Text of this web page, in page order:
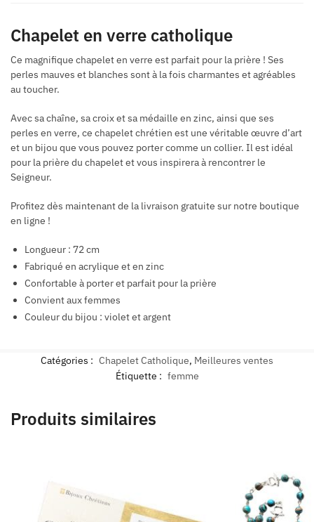
Chapelet en verre catholique
Ce magnifique chapelet en verre est parfait pour la prière ! Ses
perles mauves et blanches sont à la fois charmantes et agréables
au toucher.
Avec sa chaîne, sa croix et sa médaille en zinc, ainsi que ses
perles en verre, ce chapelet chrétien est une véritable œuvre d’art
et un bijou que vous pouvez porter comme un collier. Il est idéal
pour la prière du chapelet et vous inspirera à rencontrer le
Seigneur.
Profitez dès maintenant de la livraison gratuite sur notre boutique
en ligne !
Longueur : 72 cm
Fabriqué en acrylique et en zinc
Confortable à porter et parfait pour la prière
Convient aux femmes
Couleur du bijou : violet et argent
Catégories : Chapelet Catholique, Meilleures ventes
Étiquette : femme
Produits similaires